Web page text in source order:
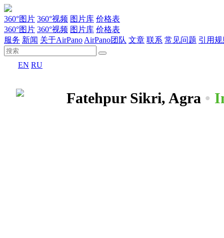
360°图片 360°视频 图片库 价格表
360°图片 360°视频 图片库 价格表
服务 新闻 关于AirPano AirPano团队 文章 联系 常见问题 引用
EN RU
Fatehpur Sikri, Agra •